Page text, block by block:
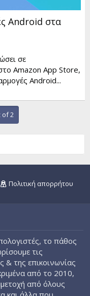
Android στα
σε
Amazon App Store,
Android...
of 2
Πολιτική απορρήτου
το πάθος
τις
& της επικοινωνίας
από το 2010,
από όλους